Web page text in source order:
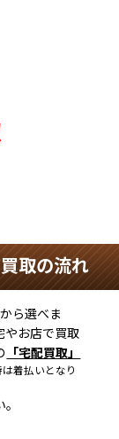
取の流れ
ら選べま
やお店で買取
「宅配買取」
着払いとなり